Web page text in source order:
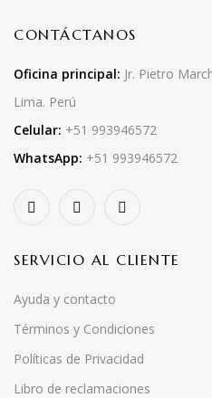
CONTÁCTANOS
Oficina principal: Jr. Pietro
Lima. Perú
Celular: +51 993946572
WhatsApp: +51 993946572
SERVICIO AL CLIENTE
Ayuda y contacto
Términos y Condiciones
Políticas de Privacidad
Libro de reclamaciones